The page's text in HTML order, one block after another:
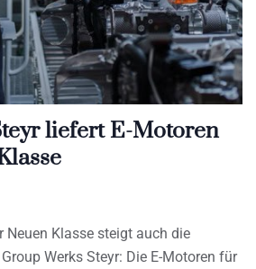
liefert E-Motoren
Klasse steigt auch die
Werks Steyr: Die E-Motoren für